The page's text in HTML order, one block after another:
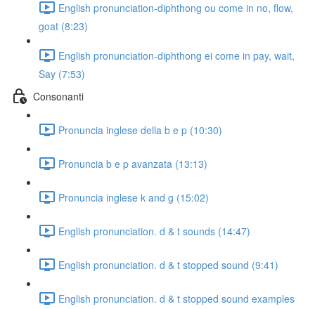
English pronunciation-diphthong ou come in no, flow,
goat (8:23)
English pronunciation-diphthong ei come in pay, wait,
Say (7:53)
Consonanti
Pronuncia inglese della b e p (10:30)
Pronuncia b e p avanzata (13:13)
Pronuncia inglese k and g (15:02)
English pronunciation. d & t sounds (14:47)
English pronunciation. d & t stopped sound (9:41)
English pronunciation. d & t stopped sound examples